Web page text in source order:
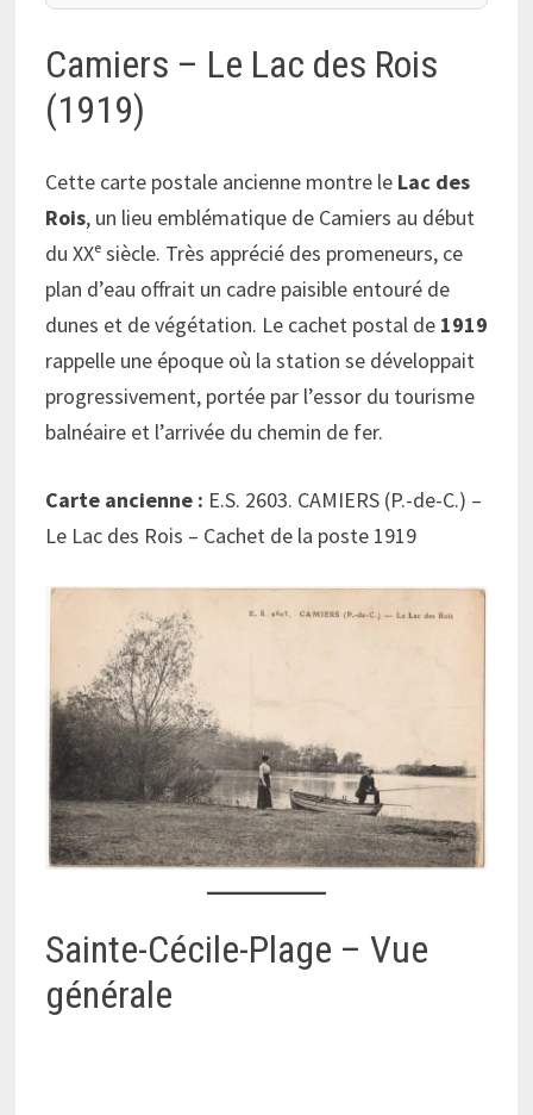
Camiers – Le Lac des Rois
(1919)
Cette carte postale ancienne montre le Lac des
Rois, un lieu emblématique de Camiers au début
du XXᵉ siècle. Très apprécié des promeneurs, ce
plan d’eau offrait un cadre paisible entouré de
dunes et de végétation. Le cachet postal de 1919
rappelle une époque où la station se développait
progressivement, portée par l’essor du tourisme
balnéaire et l’arrivée du chemin de fer.
Carte ancienne : E.S. 2603. CAMIERS (P.-de-C.) –
Le Lac des Rois – Cachet de la poste 1919
Sainte-Cécile-Plage – Vue
générale